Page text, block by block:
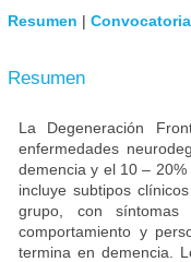
Resumen | Convocatoria
Resumen
La Degeneración
enfermedades
demencia y el 10 –
incluye subtipos
grupo, con síntomas
comportamiento y
termina en demencia.